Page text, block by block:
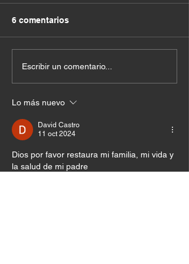
6 comentarios
Escribir un comentario...
Lo más nuevo
David Castro
11 oct 2024
Dios por favor restaura mi familia, mi vida y
la salud de mi padre